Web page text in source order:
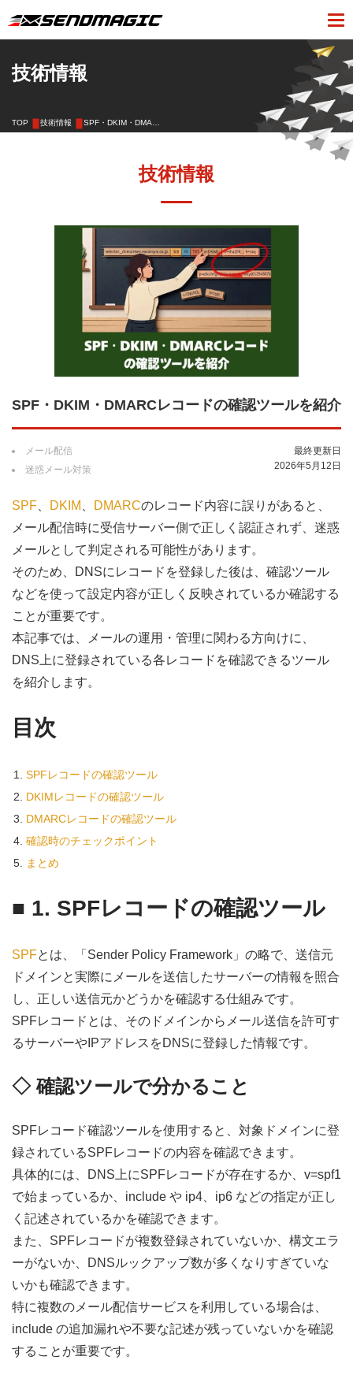
技術情報
TOP 技術情報 SPF・DKIM・DMA…
技術情報
SPF・DKIM・DMARCレコードの確認ツールを紹介
メール配信
迷惑メール対策
最終更新日
2026年5月12日
SPF DKIM DMARCのレコード内容に誤りがあると、
メール配信時に受信サーバー側で正しく認証されず、迷惑
メールとして判定される可能性があります。
そのため、DNSにレコードを登録した後は、確認ツール
などを使って設定内容が正しく反映されているか確認する
ことが重要です。
本記事では、メールの運用・管理に関わる方向けに、
DNS上に登録されている各レコードを確認できるツール
を紹介します。
目次
SPFレコードの確認ツール
DKIMレコードの確認ツール
DMARCレコードの確認ツール
確認時のチェックポイント
まとめ
■ 1. SPFレコードの確認ツール
SPFとは、「Sender Policy Framework」の略で、送信元
ドメインと実際にメールを送信したサーバーの情報を照合
し、正しい送信元かどうかを確認する仕組みです。
SPFレコードとは、そのドメインからメール送信を許可す
るサーバーやIPアドレスをDNSに登録した情報です。
◇ 確認ツールで分かること
SPFレコード確認ツールを使用すると、対象ドメインに登
録されているSPFレコードの内容を確認できます。
具体的には、DNS上にSPFレコードが存在するか、v=spf1
で始まっているか、include や ip4、ip6 などの指定が正し
く記述されているかを確認できます。
また、SPFレコードが複数登録されていないか、構文エラ
ーがないか、DNSルックアップ数が多くなりすぎていな
いかも確認できます。
特に複数のメール配信サービスを利用している場合は、
include の追加漏れや不要な記述が残っていないかを確認
することが重要です。